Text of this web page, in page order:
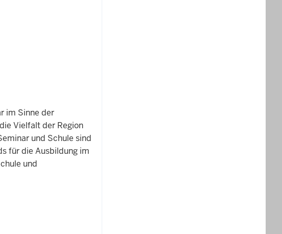
im Sinne der
Vielfalt der Region
und Schule sind
für die Ausbildung im
und